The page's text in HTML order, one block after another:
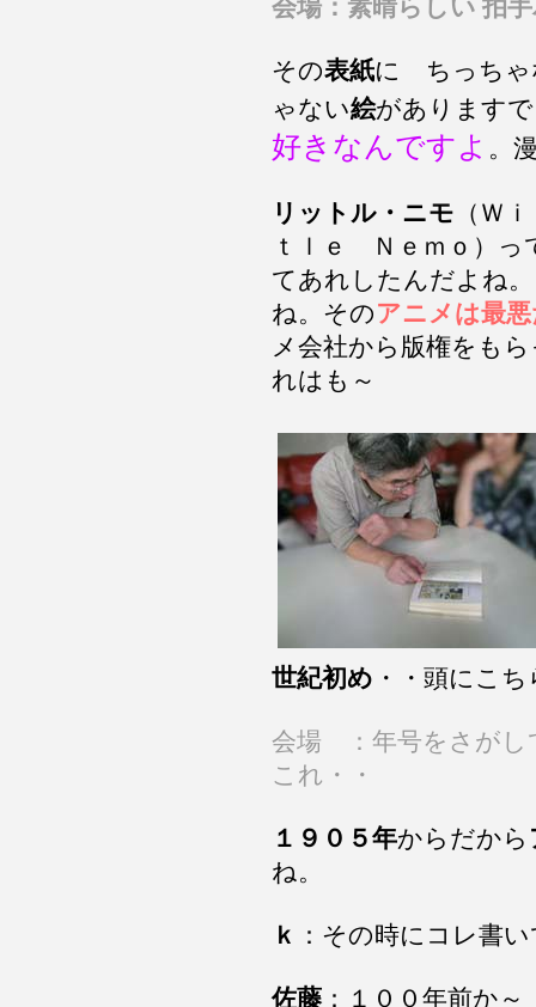
会場：素晴らしい 拍
その表紙に ちっちゃ
ゃない絵があります
好きなんですよ 。
リットル・ニモ （Ｗ
ｔｌｅ Ｎｅｍｏ）っ
てあれしたんだよね
ね。そのアニメは最
メ会社から版権をも
れはも～
世紀初め ・・頭にこ
会場 ：年号をさがし
これ・・
１９０５年からだから
ね。
ｋ ：その時にコレ書
佐藤 ：１００年前か～